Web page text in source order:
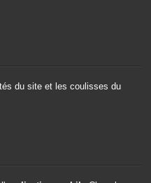
du site et les coulisses du